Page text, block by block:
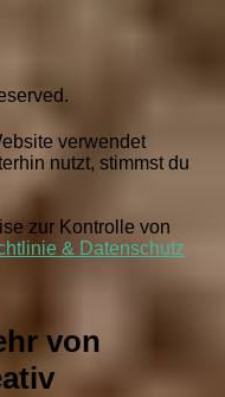
verwendet
nutzt, stimmst du
zur Kontrolle von
& Datenschutz
von